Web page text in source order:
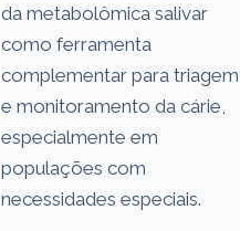
da metabolômica salivar
como ferramenta
complementar para triagem
e monitoramento da cárie,
especialmente em
populações com
necessidades especiais.